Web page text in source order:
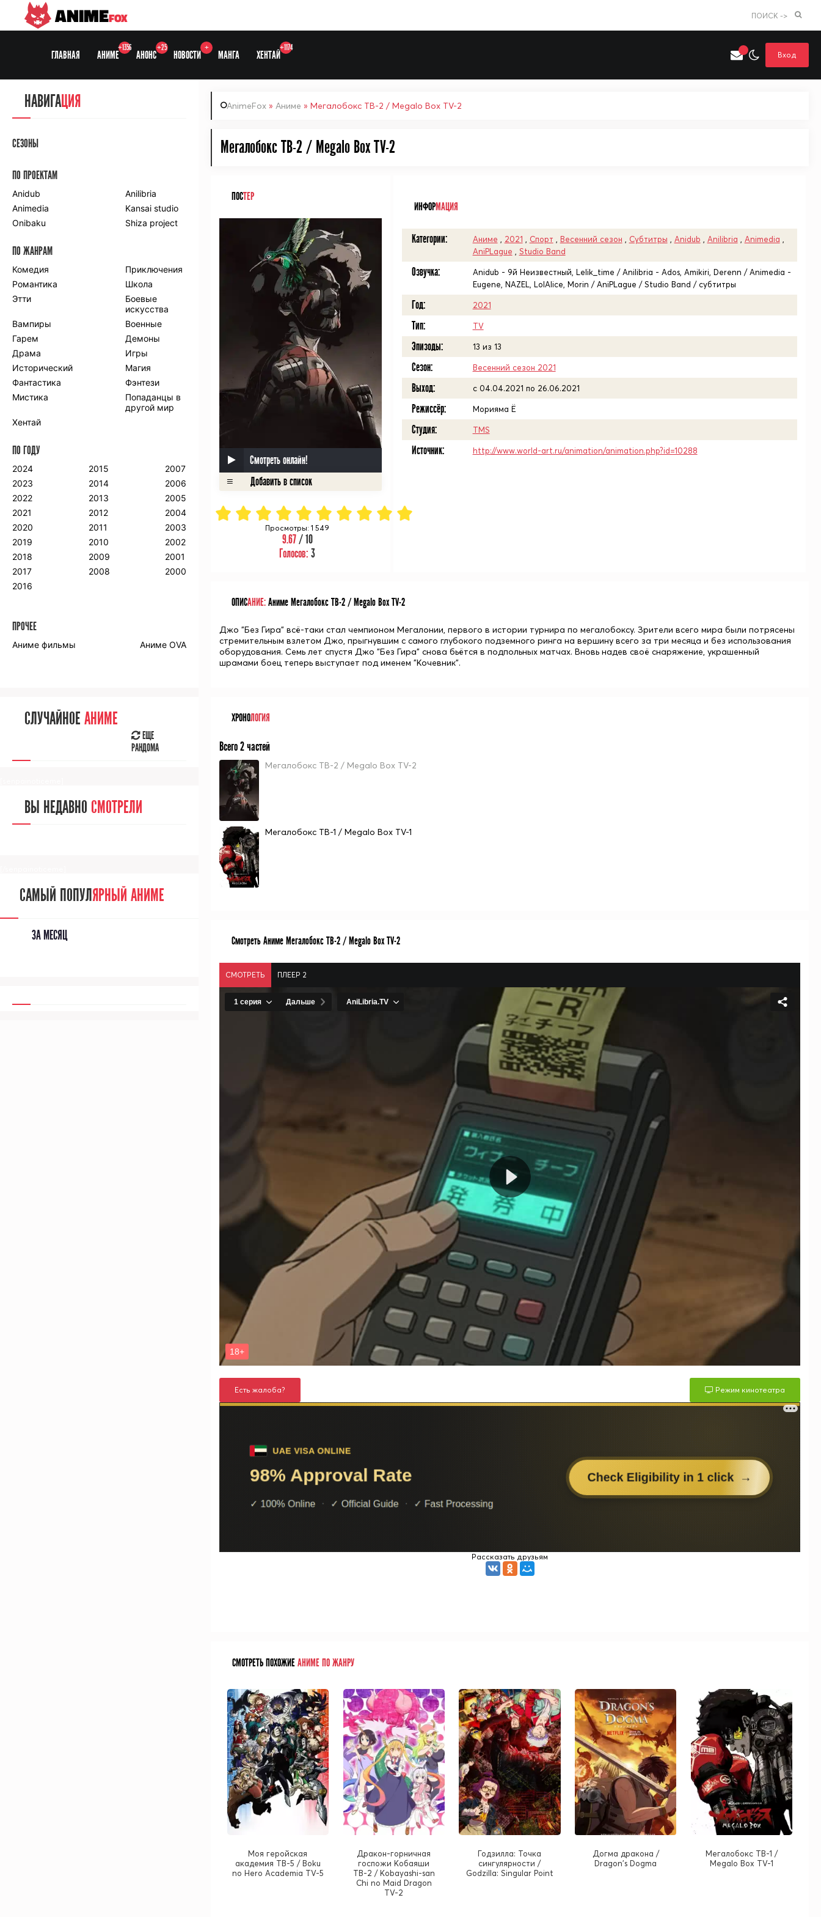
ANIMEFOX ПОИСК ->
ГЛАВНАЯ АНИМЕ
+1356
АНОНС
+25
НОВОСТИ
+
МАНГА ХЕНТАЙ
+1174
Вход
AnimeFox » Аниме » Мегалобокс ТВ-2 / Megalo Box TV-2
Мегалобокс ТВ-2 / Megalo Box TV-2
ПОСТЕР
Смотреть онлайн!
Просмотры: 1 549
9.67/ 10
Голосов:3
ИНФОРМАЦИЯ
Категории: Аниме 2021 Спорт Весенний сезон Субтитры Anidub Anilibria Animedia
AniPLague
Studio Band
Озвучка:
Anidub - 9й Неизвестный, Lelik_time / Anilibria - Ados, Amikiri, Derenn / Animedia -
Eugene, NAZEL, LolAlice, Morin / AniPLague / Studio Band / субтитры
Год: 2021
Тип: TV
Эпизоды: 13 из 13
Сезон: Весенний сезон 2021
Выход: c 04.04.2021 по 26.06.2021
Режиссёр: Морияма Ё
Студия: TMS
Источник: http://www.world-art.ru/animation/animation.php?id=10288
ОПИСАНИЕ:Аниме Мегалобокс ТВ-2 / Megalo Box TV-2
Джо "Без Гира" всё-таки стал чемпионом Мегалонии, первого в истории турнира по мегалобоксу. Зрители всего мира были потрясены
стремительным взлетом Джо, прыгнувшим с самого глубокого подземного ринга на вершину всего за три месяца и без использования
оборудования. Семь лет спустя Джо "Без Гира" снова бьётся в подпольных матчах. Вновь надев своё снаряжение, украшенный
шрамами боец теперь выступает под именем "Кочевник".
ХРОНОЛОГИЯ
Всего 2 частей
Мегалобокс ТВ-2 / Megalo Box TV-2
Мегалобокс ТВ-1 / Megalo Box TV-1
Смотреть Аниме Мегалобокс ТВ-2 / Megalo Box TV-2
СМОТРЕТЬ ПЛЕЕР 2
Есть жалоба? Режим кинотеатра
Рассказать друзьям
СМОТРЕТЬ ПОХОЖИЕАНИМЕ ПО ЖАНРУ
Моя геройская
академия ТВ-5 / Boku
no Hero Academia TV-5
Дракон-горничная
госпожи Кобаяши
ТВ-2 / Kobayashi-san
Chi no Maid Dragon
TV-2
Годзилла: Точка
сингулярности /
Godzilla: Singular Point
Догма дракона /
Dragon's Dogma
Мегалобокс ТВ-1 /
Megalo Box TV-1
НАВИГАЦИЯ
СЕЗОНЫ
ПО ПРОЕКТАМ
Anidub
Anilibria
Animedia
Kansai studio
Onibaku
Shiza project
ПО ЖАНРАМ
Комедия
Приключения
Романтика
Школа
Этти
Боевые
искусства
Вампиры
Военные
Гарем
Демоны
Драма
Игры
Исторический
Магия
Фантастика
Фэнтези
Мистика
Попаданцы в
другой мир
Хентай
ПО ГОДУ
2024
2023
2022
2021
2020
2019
2018
2017
2016
2015
2014
2013
2012
2011
2010
2009
2008
2007
2006
2005
2004
2003
2002
2001
2000
ПРОЧЕЕ
Аниме фильмы Аниме OVA
СЛУЧАЙНОЕ АНИМЕ
ЕЩЕ
РАНДОМА
ВЫ НЕДАВНО СМОТРЕЛИ
САМЫЙ ПОПУЛЯРНЫЙ АНИМЕ
ЗА МЕСЯЦ